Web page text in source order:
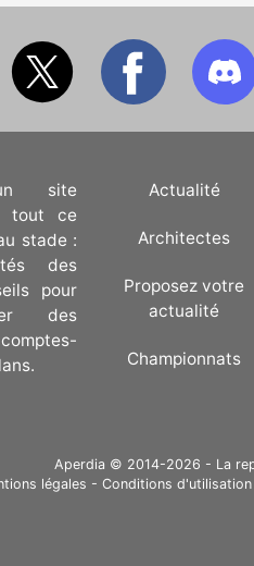
site
tout ce
stade :
des
pour
des
Actualité
Architectes
Proposez votre
actualité
Championnats
Aperdia © 2014-2026 - La
légales - Conditions d'utilisation